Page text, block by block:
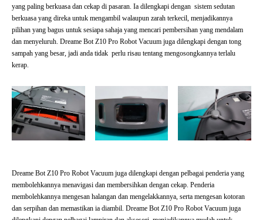
yang paling berkuasa dan cekap di pasaran. Ia dilengkapi dengan sistem sedutan
berkuasa yang direka untuk mengambil walaupun zarah terkecil, menjadikannya
pilihan yang bagus untuk sesiapa sahaja yang mencari pembersihan yang mendalam
dan menyeluruh. Dreame Bot Z10 Pro Robot Vacuum juga dilengkapi dengan tong
sampah yang besar, jadi anda tidak perlu risau tentang mengosongkannya terlalu
kerap.
Dreame Bot Z10 Pro Robot Vacuum juga dilengkapi dengan pelbagai penderia yang
membolehkannya menavigasi dan membersihkan dengan cekap. Penderia
membolehkannya mengesan halangan dan mengelakkannya, serta mengesan kotoran
dan serpihan dan memastikan ia diambil. Dreame Bot Z10 Pro Robot Vacuum juga